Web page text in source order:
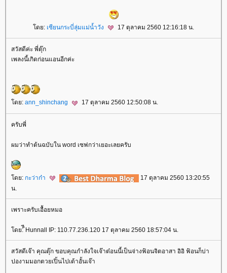
ดย: เซียนกระบี่ลุ่มแม่น้ำวัง 17 ตุลาคม 2560 12:16:18 น.
สวัสดีค่ะ พี่ตุ๊ก
เพลงนี้เกิดก่อนแอนอีกค่ะ
ดย: ann_shinchang 17 ตุลาคม 2560 12:50:08 น.
ครับพี่
ผมว่าทำต้นฉบับใน word เซฟกว่าเยอะเลยครับ
ดย: กะว่าก๋า
17 ตุลาคม 2560 13:20:55
น.
เพราะครับเอื้อยหมอ
ดย: ็ีHunnall IP: 110.77.236.120 17 ตุลาคม 2560 18:57:04 น.
สวัสดีเจ๊า คุณตุ๊ก ขอบคุณกำลังใจเจ๊าต๋อนนี้เป็นจ่างฟ้อนจิตอาสา อิอิ ฟ้อนก็บ่า
ปองามมอกตวยเปิ้นไปเต้าอั้นเจ๊า